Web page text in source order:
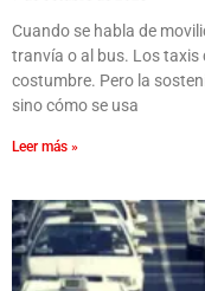
Cuando se habla de
tranvía o al bus. Los taxis
costumbre. Pero la
sino cómo se usa
Leer más »